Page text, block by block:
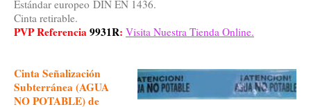
Estándar europeo DIN EN 1436.
Cinta retirable.
PVP Referencia9931R: Visita Nuestra Tienda Online.
Cinta Señalización
Subterránea (AGUA
NO POTABLE) de